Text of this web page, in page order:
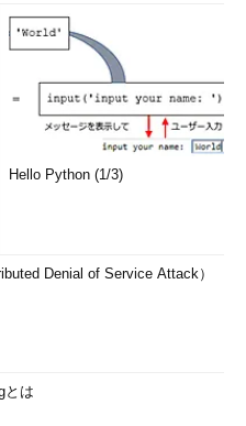
Hello Python (1/3)
Denial of Service Attack）
とは